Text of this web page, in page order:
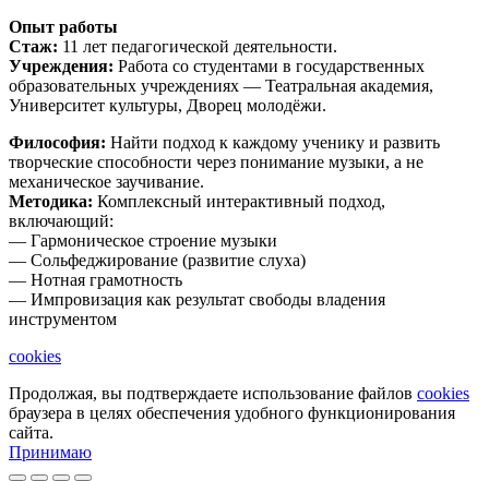
Опыт работы
Стаж: 11 лет педагогической деятельности.
Учреждения: Работа со студентами в государственных
образовательных учреждениях — Театральная академия,
Университет культуры, Дворец молодёжи.
Философия: Найти подход к каждому ученику и развить
творческие способности через понимание музыки, а не
механическое заучивание.
Методика: Комплексный интерактивный подход,
включающий:
— Гармоническое строение музыки
— Сольфеджирование (развитие слуха)
— Нотная грамотность
— Импровизация как результат свободы владения
инструментом
cookies
Продолжая, вы подтверждаете использование файлов cookies
браузера в целях обеспечения удобного функционирования
сайта.
Принимаю